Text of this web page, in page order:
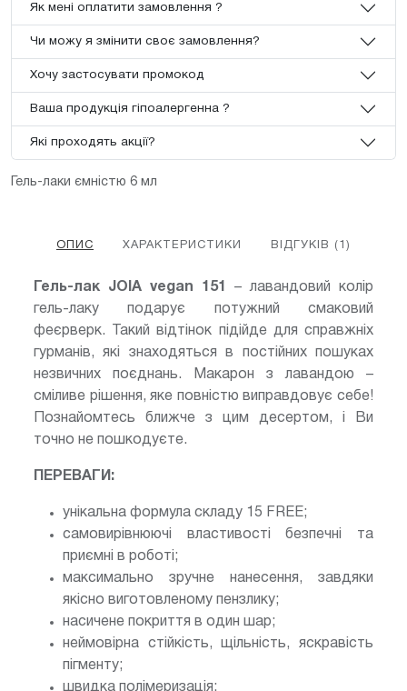
Як мені оплатити замовлення ?
Чи можу я змінити своє замовлення?
Хочу застосувати промокод
Ваша продукція гіпоалергенна ?
Які проходять акції?
Гель-лаки ємністю 6 мл
ОПИС ХАРАКТЕРИСТИКИ ВІДГУКІВ (1)
Гель-лак JOIA vegan 151 – лавандовий колір
гель-лаку подарує потужний смаковий
феєрверк. Такий відтінок підійде для справжніх
гурманів, які знаходяться в постійних пошуках
незвичних поєднань. Макарон з лавандою –
сміливе рішення, яке повністю виправдовує себе!
Познайомтесь ближче з цим десертом, і Ви
точно не пошкодуєте.
ПЕРЕВАГИ:
унікальна формула складу 15 FREE;
самовирівнюючі властивості безпечні та
приємні в роботі;
максимально зручне нанесення, завдяки
якісно виготовленому пензлику;
насичене покриття в один шар;
неймовірна стійкість, щільність, яскравість
пігменту;
швидка полімеризація;